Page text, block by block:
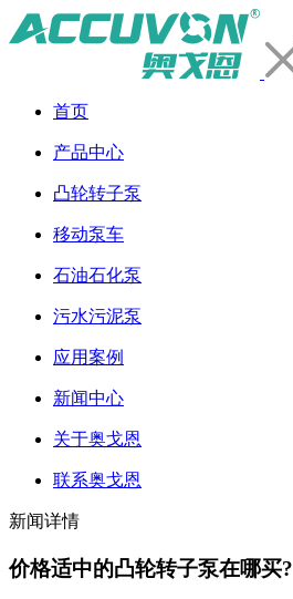
首页
产品中心
凸轮转子泵
移动泵车
石油石化泵
污水污泥泵
应用案例
新闻中心
关于奥戈恩
联系奥戈恩
新闻详情
价格适中的凸轮转子泵在哪买?